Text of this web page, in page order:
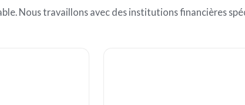
Nous travaillons avec des institutions financières